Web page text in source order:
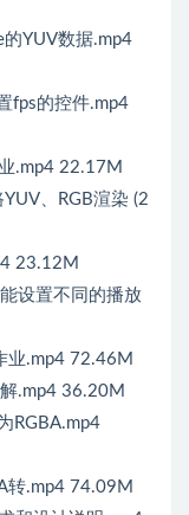
YUV数据.mp4
fps的控件.mp4
.mp4 22.17M
、RGB渲染 (2
23.12M
设置不同的播放
业.mp4 72.46M
.mp4 36.20M
RGBA.mp4
转.mp4 74.09M